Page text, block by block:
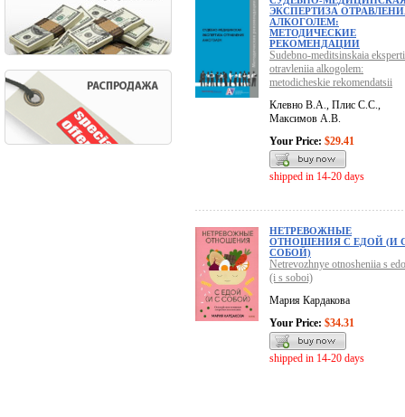
ЭКСПЕРТИЗА
АЛКОГОЛЕМ:
МЕТОДИЧЕСКИЕ
РЕКОМЕНДАЦИИ
Sudebno-meditsinskaia
otravleniia alkogolem:
metodicheskie rekomendatsii
Клевно В.А., Плис С.С.,
Максимов А.В.
Your Price: $29.41
shipped in 14-20 days
НЕТРЕВОЖНЫЕ
ОТНОШЕНИЯ С ЕДОЙ (И
СОБОЙ)
Netrevozhnye otnosheniia s
(i s soboi)
Мария Кардакова
Your Price: $34.31
shipped in 14-20 days